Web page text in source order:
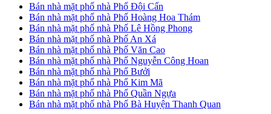
Bán nhà mặt phố nhà Phố Đội Cấn
Bán nhà mặt phố nhà Phố Hoàng Hoa Thám
Bán nhà mặt phố nhà Phố Lê Hồng Phong
Bán nhà mặt phố nhà Phố An Xá
Bán nhà mặt phố nhà Phố Văn Cao
Bán nhà mặt phố nhà Phố Nguyễn Công Hoan
Bán nhà mặt phố nhà Phố Bưởi
Bán nhà mặt phố nhà Phố Kim Mã
Bán nhà mặt phố nhà Phố Quần Ngựa
Bán nhà mặt phố nhà Phố Bà Huyện Thanh Quan